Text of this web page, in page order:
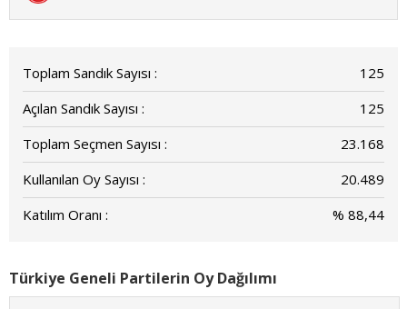
Toplam Sandık Sayısı :
125
Açılan Sandık Sayısı :
125
Toplam Seçmen Sayısı :
23.168
Kullanılan Oy Sayısı :
20.489
Katılım Oranı :
% 88,44
Türkiye Geneli Partilerin Oy Dağılımı